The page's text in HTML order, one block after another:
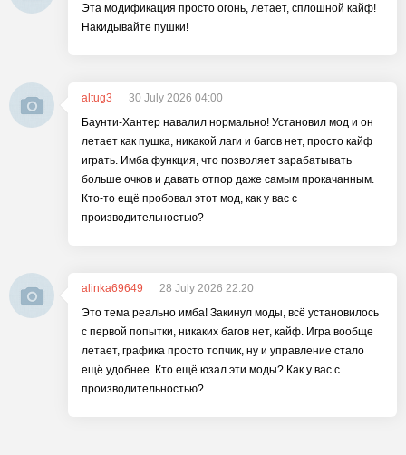
Эта модификация просто огонь, летает, сплошной кайф!
Накидывайте пушки!
altug3
30 July 2026 04:00
Баунти-Хантер навалил нормально! Установил мод и он
летает как пушка, никакой лаги и багов нет, просто кайф
играть. Имба функция, что позволяет зарабатывать
больше очков и давать отпор даже самым прокачанным.
Кто-то ещё пробовал этот мод, как у вас с
производительностью?
alinka69649
28 July 2026 22:20
Это тема реально имба! Закинул моды, всё установилось
с первой попытки, никаких багов нет, кайф. Игра вообще
летает, графика просто топчик, ну и управление стало
ещё удобнее. Кто ещё юзал эти моды? Как у вас с
производительностью?